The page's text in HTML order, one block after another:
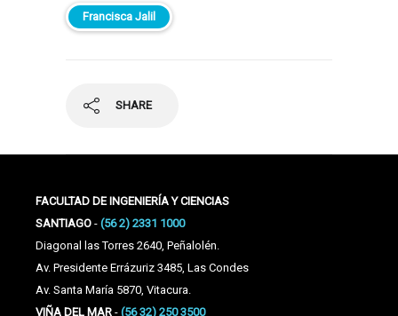
Francisca Jalil
SHARE
FACULTAD DE INGENIERÍA Y CIENCIAS
SANTIAGO - (56 2) 2331 1000
Diagonal las Torres 2640, Peñalolén.
Av. Presidente Errázuriz 3485, Las Condes
Av. Santa María 5870, Vitacura.
VIÑA DEL MAR - (56 32) 250 3500